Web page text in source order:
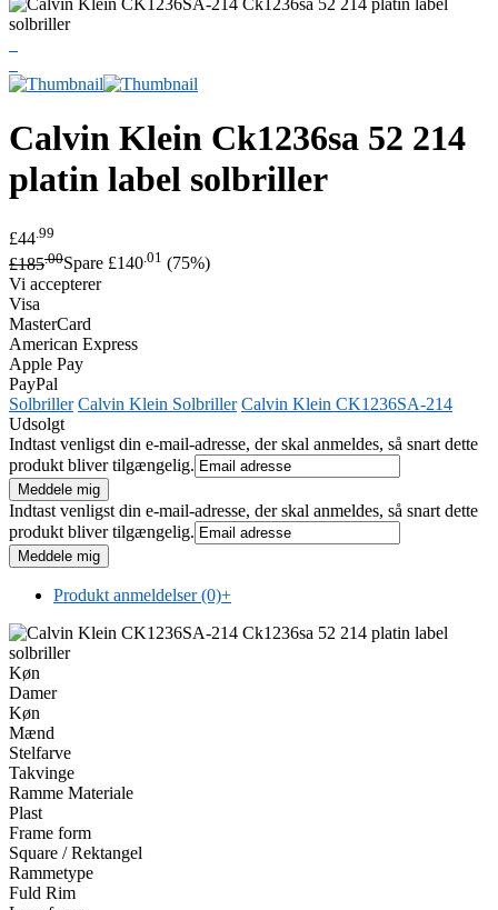
Calvin Klein Ck1236sa 52 214
platin label solbriller
£44 .99
£185.00Spare £140.01 (75%)
Vi accepterer
Visa
MasterCard
American Express
Apple Pay
PayPal
Solbriller Calvin Klein Solbriller Calvin Klein CK1236SA-214
Udsolgt
Indtast venligst din e-mail-adresse, der skal anmeldes, så snart dette
produkt bliver tilgængelig.
Indtast venligst din e-mail-adresse, der skal anmeldes, så snart dette
produkt bliver tilgængelig.
Produkt anmeldelser (0)+
Køn
Damer
Køn
Mænd
Stelfarve
Takvinge
Ramme Materiale
Plast
Frame form
Square / Rektangel
Rammetype
Fuld Rim